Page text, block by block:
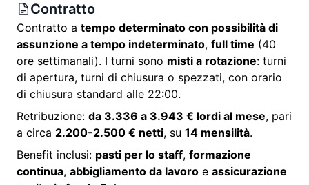
Contratto
Contratto a tempo determinato con possibilità di
assunzione a tempo indeterminato, full time (40
ore settimanali). I turni sono misti a rotazione: turni
di apertura, turni di chiusura o spezzati, con orario
di chiusura standard alle 22:00.
Retribuzione: da 3.336 a 3.943 € lordi al mese, pari
a circa 2.200-2.500 € netti, su 14 mensilità.
Benefit inclusi: pasti per lo staff, formazione
continua, abbigliamento da lavoro e assicurazione